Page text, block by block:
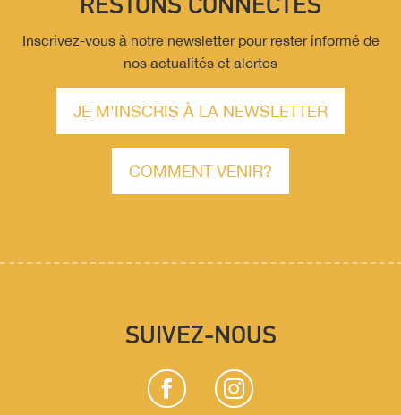
Inscrivez-vous à notre newsletter pour rester informé de
nos actualités et alertes
JE M'INSCRIS À LA NEWSLETTER
COMMENT VENIR?
SUIVEZ-NOUS